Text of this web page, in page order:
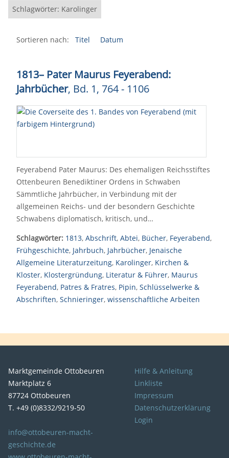
Schlagwörter: Karolinger
Sortieren nach: Titel Datum
1813– Pater Maurus Feyerabend:
Jahrbücher, Bd. 1, 764 - 1106
Feyerabend Pater Maurus: Des ehemaligen Reichsstiftes
Ottenbeuren Benediktiner Ordens in Schwaben
Sämmtliche Jahrbücher, in Verbindung mit der
allgemeinen Reichs- und der besondern Geschichte
Schwabens diplomatisch, kritisch, und…
Schlagwörter: 1813, Abschrift, Abtei, Bücher, Feyerabend,
Frühgeschichte, Jahrbuch, Jahrbücher, Jenaische
Allgemeine Literaturzeitung, Karolinger, Kirchen &
Kloster, Klostergründung, Literatur & Führer, Maurus
Feyerabend, Patres & Fratres, Pipin, Schlüsselwerke &
Abschriften, Schnieringer, wissenschaftliche Arbeiten
Marktgemeinde Ottobeuren
Marktplatz 6
87724 Ottobeuren
T. +49 (0)8332/9219-50
info@ottobeuren-macht-
geschichte.de
Hilfe & Anleitung
Linkliste
Impressum
Datenschutzerklärung
Login